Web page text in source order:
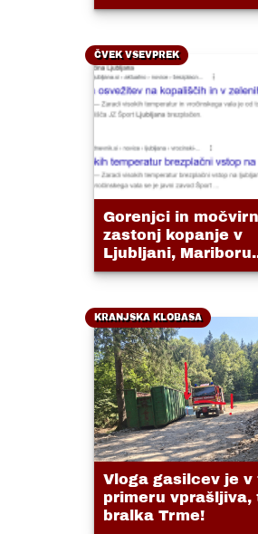
ČVEK VSEVPREK
Gorenjci in
zastonj kopanje v
Ljubljani,
KRANJSKA KLOBASA
Vloga gasilcev je v
primeru vprašljiva,
bralka Trme!